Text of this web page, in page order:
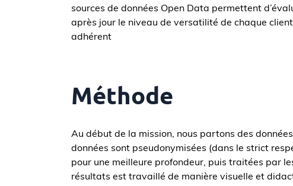
sources de données Open Data permettent
après jour le niveau de versatilité de chaque
adhérent
Méthode
Au début de la mission, nous partons des
données sont pseudonymisées (dans le strict
pour une meilleure profondeur, puis traitées par
résultats est travaillé de manière visuelle et